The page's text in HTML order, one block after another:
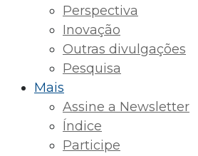
Perspectiva
Inovação
Outras divulgações
Pesquisa
Mais
Assine a Newsletter
Índice
Participe